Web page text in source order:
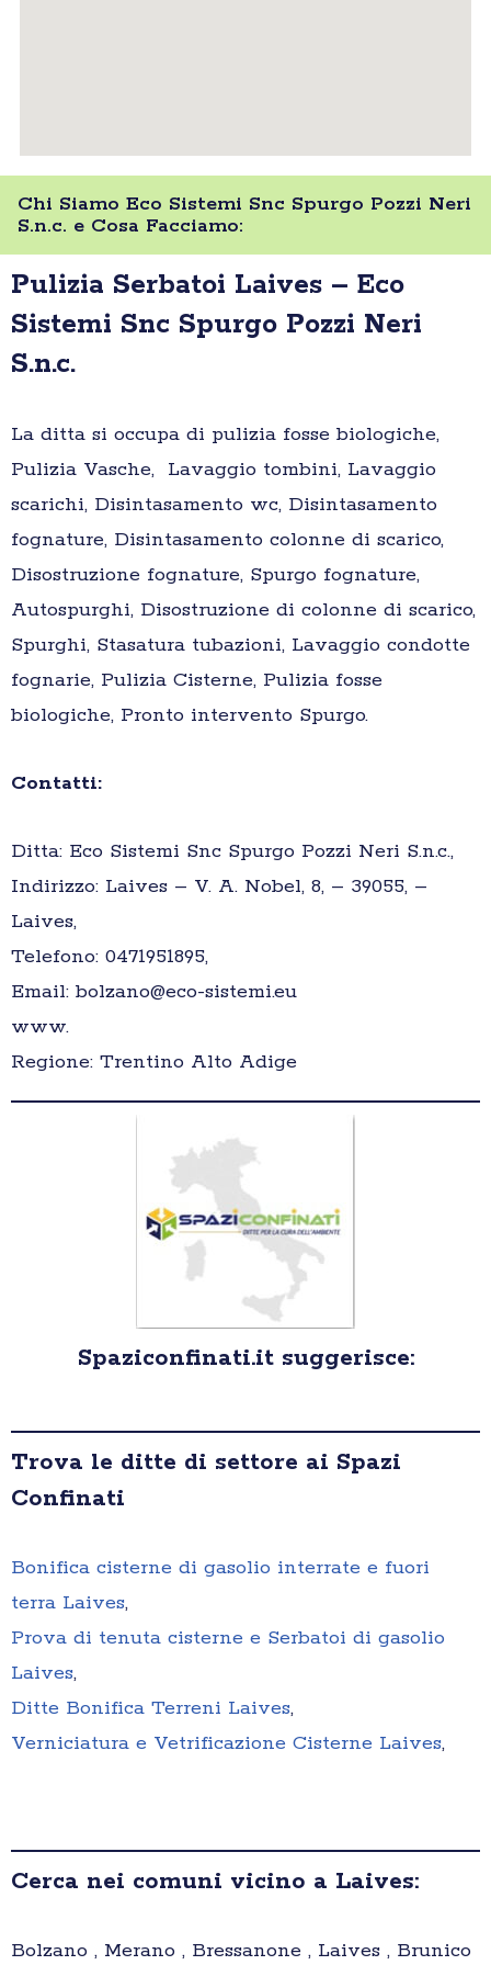
Chi Siamo Eco Sistemi Snc Spurgo Pozzi Neri
S.n.c. e Cosa Facciamo:
Pulizia Serbatoi Laives – Eco
Sistemi Snc Spurgo Pozzi Neri
S.n.c.
La ditta si occupa di pulizia fosse biologiche,
Pulizia Vasche, Lavaggio tombini, Lavaggio
scarichi, Disintasamento wc, Disintasamento
fognature, Disintasamento colonne di scarico,
Disostruzione fognature, Spurgo fognature,
Autospurghi, Disostruzione di colonne di scarico,
Spurghi, Stasatura tubazioni, Lavaggio condotte
fognarie, Pulizia Cisterne, Pulizia fosse
biologiche, Pronto intervento Spurgo.
Contatti:
Ditta: Eco Sistemi Snc Spurgo Pozzi Neri S.n.c.,
Indirizzo: Laives – V. A. Nobel, 8, – 39055, –
Laives,
Telefono: 0471951895,
Email: bolzano@eco-sistemi.eu
www.
Regione: Trentino Alto Adige
Spaziconfinati.it suggerisce:
Trova le ditte di settore ai Spazi
Confinati
Bonifica cisterne di gasolio interrate e fuori
terra Laives,
Prova di tenuta cisterne e Serbatoi di gasolio
Laives,
Ditte Bonifica Terreni Laives,
Verniciatura e Vetrificazione Cisterne Laives,
Cerca nei comuni vicino a Laives:
Bolzano , Merano , Bressanone , Laives , Brunico